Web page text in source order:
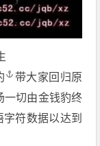
带大家回归原
一切由金钱豹终
符数据以达到